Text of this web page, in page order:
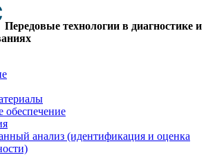
Передовые технологии в диагностике и
обеспечение
анализ (идентификация и оценка